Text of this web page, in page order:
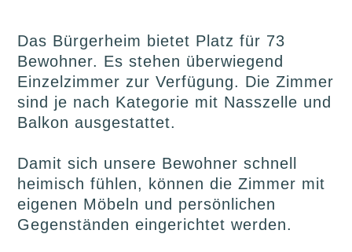
Das Bürgerheim bietet Platz für 73
Bewohner. Es stehen überwiegend
Einzelzimmer zur Verfügung. Die Zimmer
sind je nach Kategorie mit Nasszelle und
Balkon ausgestattet.
Damit sich unsere Bewohner schnell
heimisch fühlen, können die Zimmer mit
eigenen Möbeln und persönlichen
Gegenständen eingerichtet werden.